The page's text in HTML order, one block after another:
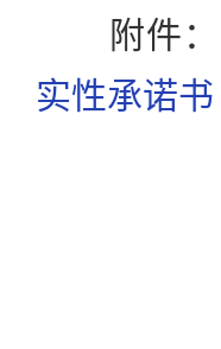
附件：
实性承诺书